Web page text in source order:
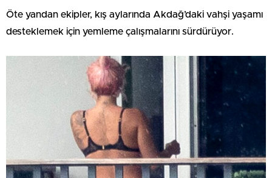
Öte yandan ekipler, kış aylarında Akdağ’daki vahşi yaşamı
desteklemek için yemleme çalışmalarını sürdürüyor.